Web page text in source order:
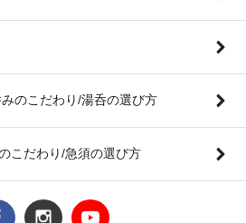
のこだわり/湯呑の選び方
こだわり/急須の選び方